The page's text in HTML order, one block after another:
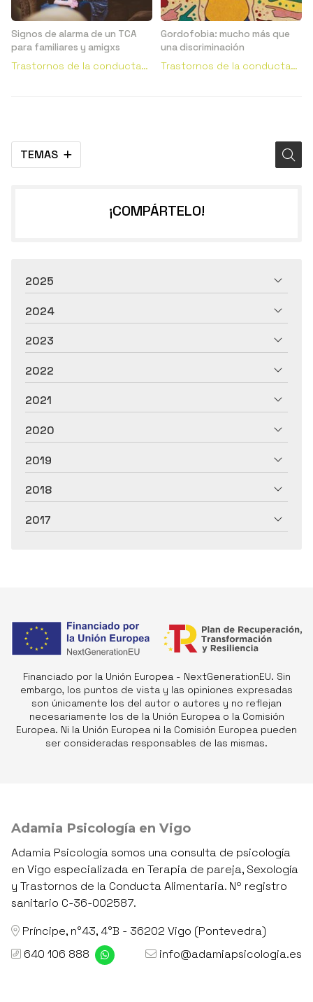
TEMAS
Signos de alarma de un TCA
para familiares y amigxs
Trastornos de la conducta
Gordofobia: mucho más que
una discriminación
Trastornos de la conducta
¡COMPÁRTELO!
2025
2024
2023
2022
2021
2020
2019
2018
2017
Financiado por la Unión Europea - NextGenerationEU. Sin
embargo, los puntos de vista y las opiniones expresadas
son únicamente los del autor o autores y no reflejan
necesariamente los de la Unión Europea o la Comisión
Europea. Ni la Unión Europea ni la Comisión Europea pueden
ser consideradas responsables de las mismas.
Adamia Psicología en Vigo
Adamia Psicología somos una consulta de psicología
en Vigo especializada en Terapia de pareja, Sexología
y Trastornos de la Conducta Alimentaria. Nº registro
sanitario C-36-002587.
Príncipe, n°43, 4°B - 36202 Vigo (Pontevedra)
640 106 888
info@adamiapsicologia.es